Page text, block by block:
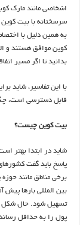
اشخاصی مانند مارک
سرسختانه با بیت کوین
به همین دلیل با
کوین موافق هستند و
بدانید تا اگر مسیر
با این تفاسیر، شاید
قابل دسترسی است،
بیت کوین چیست؟
شاید در ابتدا بهتر
پاسخ باید گفت
برخی مناطق مانند
بین المللی بارها پیش
تسهیل شود. حال شکل
پول را به حداقل